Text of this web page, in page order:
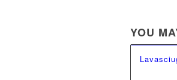
YOU